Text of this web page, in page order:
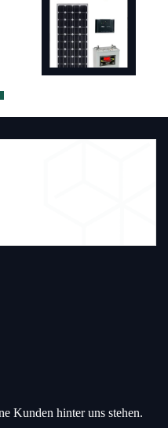
Kunden hinter uns stehen.